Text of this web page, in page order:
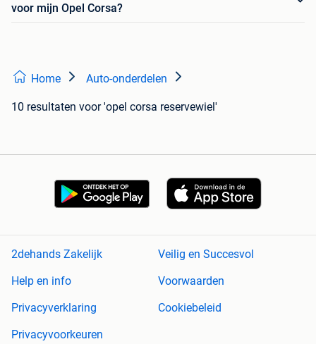
voor mijn Opel Corsa?
Home Auto-onderdelen
10 resultaten voor 'opel corsa reservewiel'
2dehands Zakelijk
Veilig en Succesvol
Help en info
Voorwaarden
Privacyverklaring
Cookiebeleid
Privacyvoorkeuren